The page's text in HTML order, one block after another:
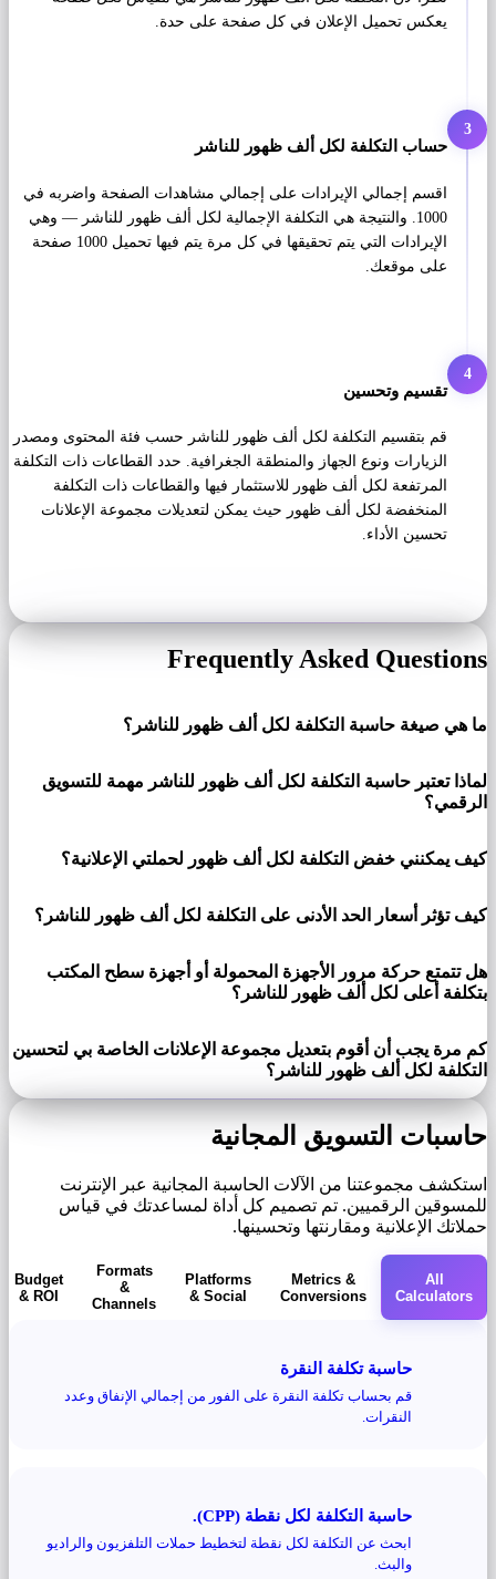
يعكس تحميل الإعلان في كل صفحة على حدة.
3
حساب التكلفة لكل ألف ظهور للناشر
اقسم إجمالي الإيرادات على إجمالي مشاهدات الصفحة واضربه في
1000. والنتيجة هي التكلفة الإجمالية لكل ألف ظهور للناشر — وهي
الإيرادات التي يتم تحقيقها في كل مرة يتم فيها تحميل 1000 صفحة
على موقعك.
4
تقسيم وتحسين
قم بتقسيم التكلفة لكل ألف ظهور للناشر حسب فئة المحتوى ومصدر
الزيارات ونوع الجهاز والمنطقة الجغرافية. حدد القطاعات ذات التكلفة
المرتفعة لكل ألف ظهور للاستثمار فيها والقطاعات ذات التكلفة
المنخفضة لكل ألف ظهور حيث يمكن لتعديلات مجموعة الإعلانات
تحسين الأداء.
Frequently Asked Questions
ما هي صيغة حاسبة التكلفة لكل ألف ظهور للناشر؟
لماذا تعتبر حاسبة التكلفة لكل ألف ظهور للناشر مهمة للتسويق
الرقمي؟
كيف يمكنني خفض التكلفة لكل ألف ظهور لحملتي الإعلانية؟
كيف تؤثر أسعار الحد الأدنى على التكلفة لكل ألف ظهور للناشر؟
هل تتمتع حركة مرور الأجهزة المحمولة أو أجهزة سطح المكتب
بتكلفة أعلى لكل ألف ظهور للناشر؟
كم مرة يجب أن أقوم بتعديل مجموعة الإعلانات الخاصة بي لتحسين
التكلفة لكل ألف ظهور للناشر؟
حاسبات التسويق المجانية
استكشف مجموعتنا من الآلات الحاسبة المجانية عبر الإنترنت
للمسوقين الرقميين. تم تصميم كل أداة لمساعدتك في قياس
حملاتك الإعلانية ومقارنتها وتحسينها.
All
Calculators
Metrics &
Conversions
Platforms
& Social
Formats
&
Channels
Budget
& ROI
حاسبة تكلفة النقرة
قم بحساب تكلفة النقرة على الفور من إجمالي الإنفاق وعدد
النقرات.
حاسبة التكلفة لكل نقطة (CPP).
ابحث عن التكلفة لكل نقطة لتخطيط حملات التلفزيون والراديو
والبث.